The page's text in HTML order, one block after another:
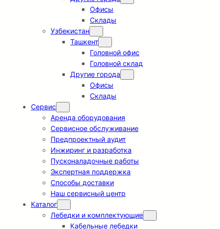
Офисы
Склады
Узбекистан
Ташкент
Головной офис
Головной склад
Другие города
Офисы
Склады
Сервис
Аренда оборудования
Сервисное обслуживание
Предпроектный аудит
Инжиринг и разработка
Пусконаладочные работы
Экспертная поддержка
Способы доставки
Наш сервисный центр
Каталог
Лебедки и комплектующие
Кабельные лебедки